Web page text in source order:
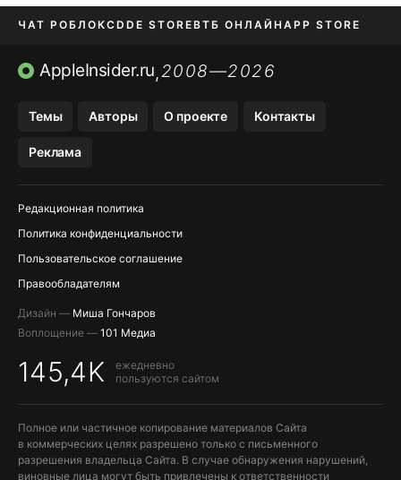
ЧАТ РОБЛОКСDDE STOREВТБ ОНЛАЙН APP STORE
OZON БАНК KAKAOTALK И BIP
AppleInsider.ru,2008—2026
Темы Авторы О проекте Контакты
Реклама
Редакционная политика
Политика конфиденциальности
Пользовательское соглашение
Правообладателям
Дизайн — Миша Гончаров
Воплощение — 101 Медиа
145,4K
ежедневно
пользуются сайтом
Полное или частичное копирование материалов Сайта
в коммерческих целях разрешено только с письменного
разрешения владельца Сайта. В случае обнаружения нарушений,
виновные лица могут быть привлечены к ответственности